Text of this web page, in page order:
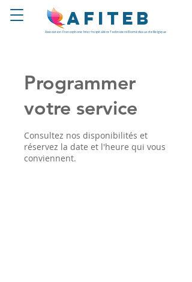
Afiteb
Association Francophone Inter hospitalière Techniciens Biomédicaux de Belgique
Programmer
votre service
Consultez nos disponibilités et
réservez la date et l'heure qui vous
conviennent.